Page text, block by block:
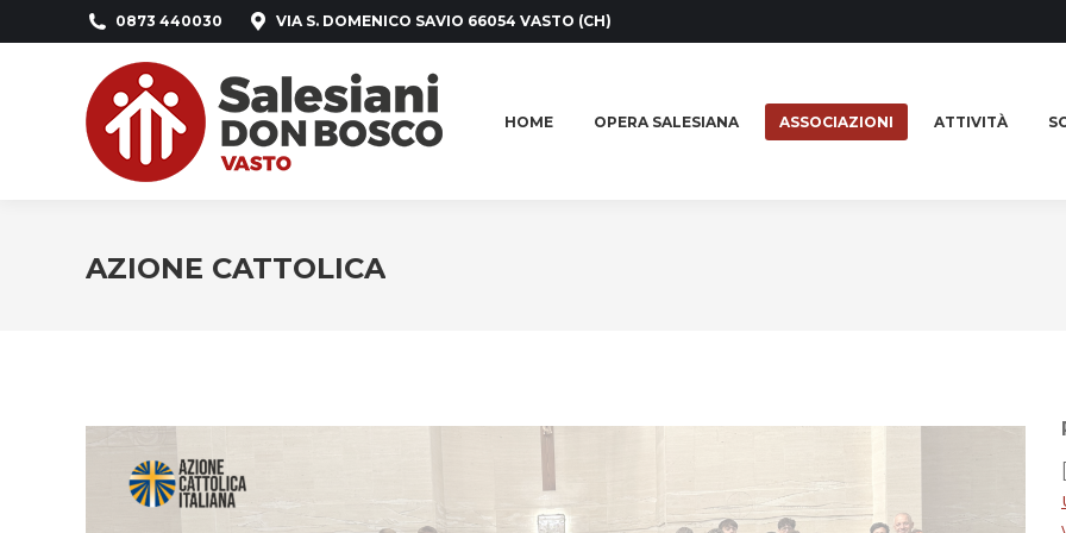
0873 440030 VIA S. DOMENICO SAVIO 66054 VASTO (CH)
HOME OPERA SALESIANA ASSOCIAZIONI ATTIVITÀ
AZIONE CATTOLICA
[